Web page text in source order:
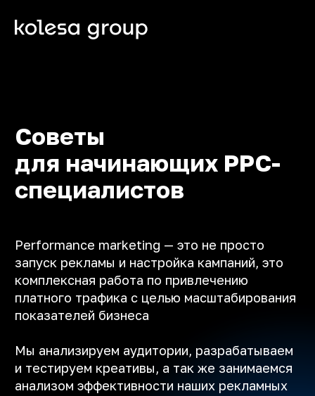
специалистов
Performance marketing — это не просто
запуск рекламы и настройка кампаний, это
комплексная работа по привлечению
Мы анализируем аудитории, разрабатываем
и тестируем креативы, а так же занимаемся
анализом эффективности наших рекламных
кампаний
На этой странице мы поделимся ключевыми
делать